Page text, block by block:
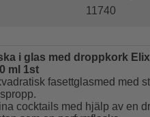
11740
i glas med droppkork
ml 1st
fasettglasmed med
cocktails med hjälp av en